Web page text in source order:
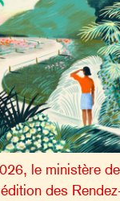
le ministère
des